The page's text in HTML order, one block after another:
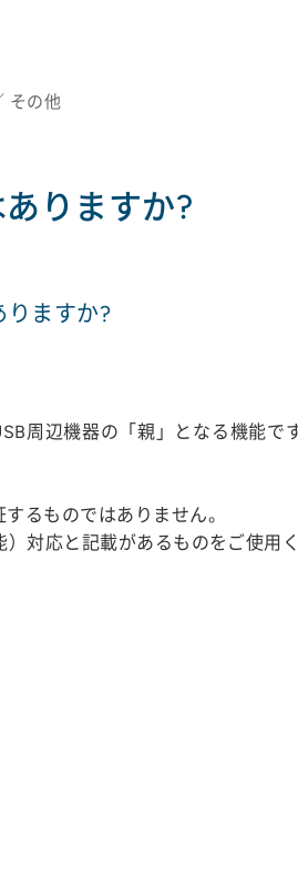
その他
りますか?
りますか?
周辺機器の「親」となる機能
るものではありません。
対応と記載があるものをご使用く